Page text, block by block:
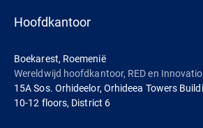
Hoofdkantoor
Boekarest, Roemenië
Wereldwijd hoofdkantoor, RED en
15A Sos. Orhideelor, Orhideea Towers
10-12 floors, District 6